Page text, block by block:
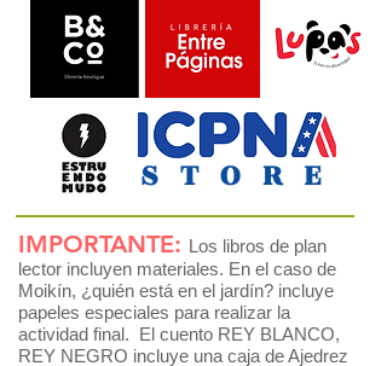
STORE
IMPORTANTE: Los libros de plan
lector incluyen materiales. En el caso de
Moikín, ¿quién está en el jardín? incluye
papeles especiales para realizar la
actividad final. El cuento REY BLANCO,
REY NEGRO incluye una caja de Ajedrez